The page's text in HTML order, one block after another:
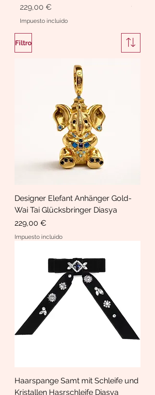
Precio
229,00 €
Impuesto incluido
Precio
189,00
Filtro
Designer Elefant Anhänger Gold-
Wai Tai Glücksbringer Diasya
Precio
229,00 €
Impuesto incluido
Haarspange Samt mit Schleife und
Kristallen Hasrschleife Diasya